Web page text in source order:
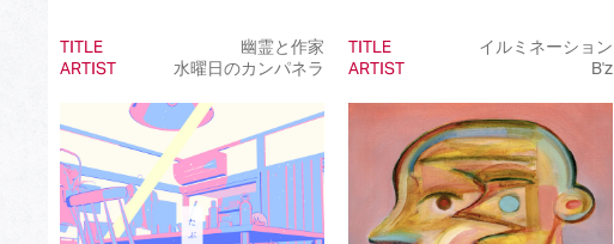
Best Classical Album
TITLE
幽霊と作家
ARTIST
水曜日のカンパネラ
TITLE
イルミネーション
ARTIST
B'z